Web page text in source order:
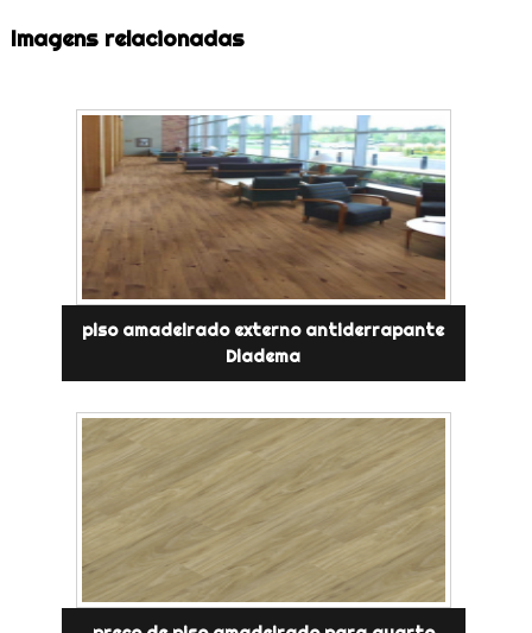
Imagens relacionadas
piso amadeirado externo antiderrapante
Diadema